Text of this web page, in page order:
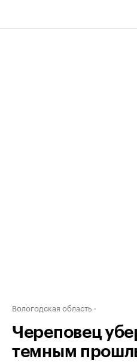
Вологодская область
Череповец
темным